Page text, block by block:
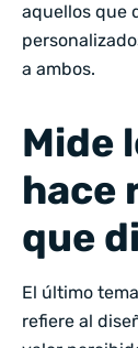
aquellos que
a ambos.
Mide
hace
que
El último
refiere al